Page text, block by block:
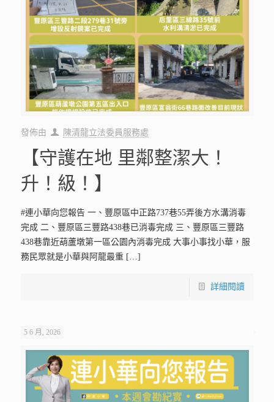
發佈由 陳清龍立法委員服務處
【守護在地 里鄰整潔大！
升！級！】
#連小華向您報告 一、豐原區中正路737巷55弄後方水溝消毒
完成 二、豐原區三豐路438巷已消毒完成 三、豐原區三豐路
438巷靠近葫蘆墩第一區公園內消毒完成 大事小事找小華，服
務民眾就是小華與阿龍最重[…]
詳細閱讀
5 6 月, 2026